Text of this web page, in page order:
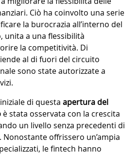
Ciò ha coinvolto una serie
la burocrazia all’interno del
unita a una flessibilità
la competitività. Di
al di fuori del circuito
sono state autorizzate a
di questa apertura del
è stata osservata con la crescita
un livello senza precedenti di
Nonostante offrissero un’ampia
le fintech hanno